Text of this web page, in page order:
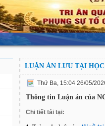
LUẬN ÁN LƯU TẠI
Thứ Ba, 15:04 26/05/
Thông tin Luận án của
Chi tiết tải tại: